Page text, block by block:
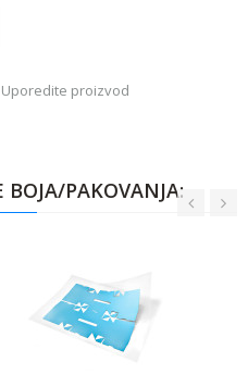
Uporedite proizvod
PAKOVANJA: